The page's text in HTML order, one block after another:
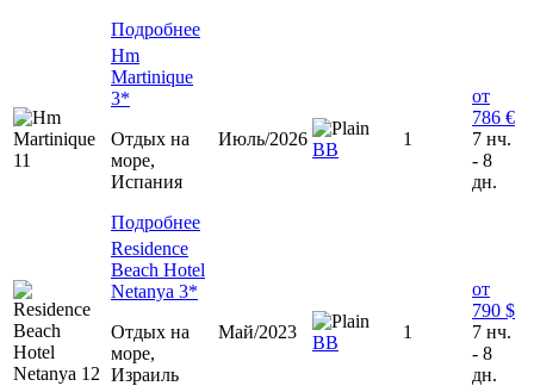
Подробнее
Hm
Martinique
3*
Отдых на
море,
Испания
Подробнее
Июль/2026
BB
1
от
786 €
7 нч.
- 8
дн.
Residence
Beach Hotel
Netanya 3*
Отдых на
море,
Израиль
Май/2023
ВВ
1
от
790 $
7 нч.
- 8
дн.